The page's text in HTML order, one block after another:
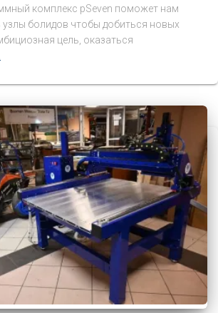
комплекс pSeven поможет нам
болидов чтобы добиться новых
цель, оказаться